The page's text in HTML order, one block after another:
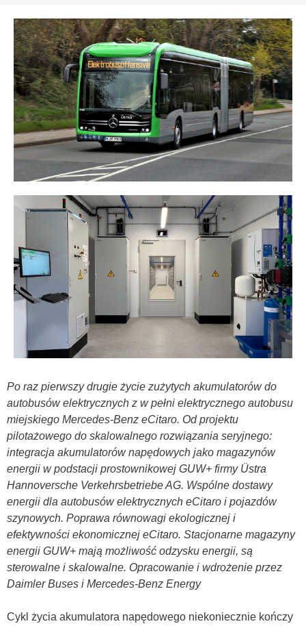
Po raz pierwszy drugie życie zużytych akumulatorów do
autobusów elektrycznych z w pełni elektrycznego autobusu
miejskiego Mercedes-Benz eCitaro. Od projektu
pilotażowego do skalowalnego rozwiązania seryjnego:
integracja akumulatorów napędowych jako magazynów
energii w podstacji prostownikowej GUW+ firmy Üstra
Hannoversche Verkehrsbetriebe AG. Wspólne dostawy
energii dla autobusów elektrycznych eCitaro i pojazdów
szynowych. Poprawa równowagi ekologicznej i
efektywności ekonomicznej eCitaro. Stacjonarne magazyny
energii GUW+ mają możliwość odzysku energii, są
sterowalne i skalowalne. Opracowanie i wdrożenie przez
Daimler Buses i Mercedes-Benz Energy
Cykl życia akumulatora napędowego niekoniecznie kończy